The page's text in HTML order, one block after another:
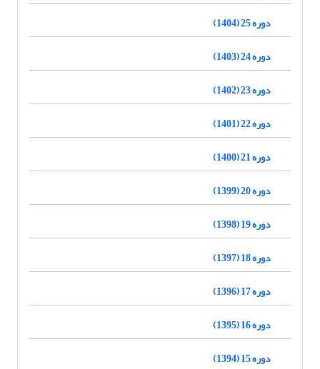
دوره 25 (1404)
دوره 24 (1403)
دوره 23 (1402)
دوره 22 (1401)
دوره 21 (1400)
دوره 20 (1399)
دوره 19 (1398)
دوره 18 (1397)
دوره 17 (1396)
دوره 16 (1395)
دوره 15 (1394)